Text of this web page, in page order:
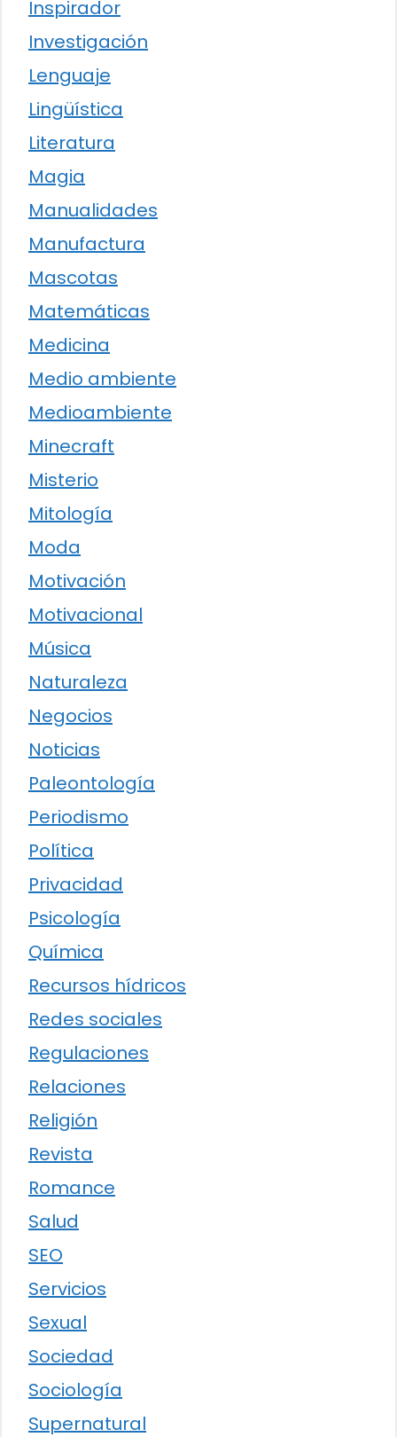
Inspirador
Investigación
Lenguaje
Lingüística
Literatura
Magia
Manualidades
Manufactura
Mascotas
Matemáticas
Medicina
Medio ambiente
Medioambiente
Minecraft
Misterio
Mitología
Moda
Motivación
Motivacional
Música
Naturaleza
Negocios
Noticias
Paleontología
Periodismo
Política
Privacidad
Psicología
Química
Recursos hídricos
Redes sociales
Regulaciones
Relaciones
Religión
Revista
Romance
Salud
SEO
Servicios
Sexual
Sociedad
Sociología
Supernatural